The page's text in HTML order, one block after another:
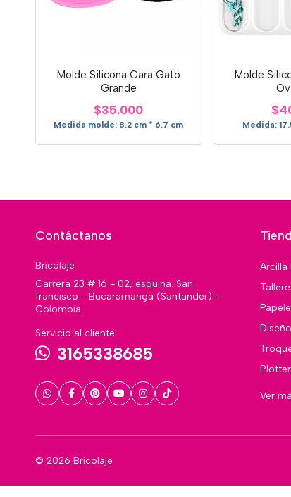
Molde Silicona Cara Gato
Grande
$35.000
Medida molde: 8.2 cm * 6.7 cm
Molde
Medida:
Contáctanos
Bricolaje
Carrera 23 # 16 - 02, esquina. San
francisco - Bucaramanga (Santander) -
Colombia
Servicio al cliente
3165338685
Arcilla
Ver
© 2026 Bricolaje